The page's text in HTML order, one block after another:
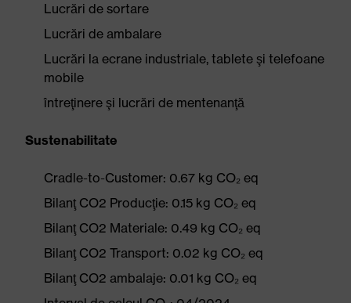
Lucrări de sortare
Lucrări de ambalare
Lucrări la ecrane industriale, tablete şi telefoane
mobile
întreţinere şi lucrări de mentenanţă
Sustenabilitate
Cradle-to-Customer: 0.67 kg CO₂ eq
Bilanţ CO2 Producţie: 0.15 kg CO₂ eq
Bilanţ CO2 Materiale: 0.49 kg CO₂ eq
Bilanţ CO2 Transport: 0.02 kg CO₂ eq
Bilanţ CO2 ambalaje: 0.01 kg CO₂ eq